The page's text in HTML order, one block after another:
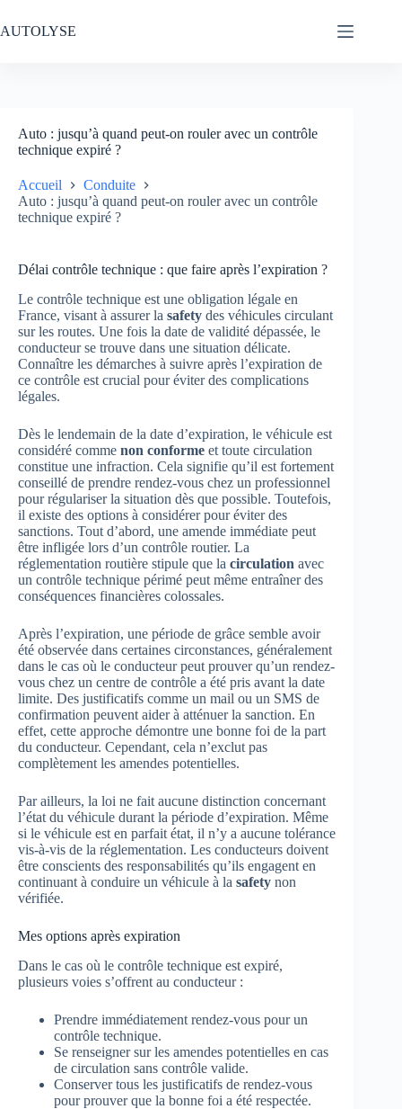
au
contenu
AUTOLYSE
Auto : jusqu’à quand peut-on rouler avec un contrôle
technique expiré ?
Accueil
Conduite
Auto : jusqu’à quand peut-on rouler avec un contrôle
technique expiré ?
Délai contrôle technique : que faire après l’expiration ?
Le contrôle technique est une obligation légale en
France, visant à assurer la safety des véhicules circulant
sur les routes. Une fois la date de validité dépassée, le
conducteur se trouve dans une situation délicate.
Connaître les démarches à suivre après l’expiration de
ce contrôle est crucial pour éviter des complications
légales.
Dès le lendemain de la date d’expiration, le véhicule est
considéré comme non conforme et toute circulation
constitue une infraction. Cela signifie qu’il est fortement
conseillé de prendre rendez-vous chez un professionnel
pour régulariser la situation dès que possible. Toutefois,
il existe des options à considérer pour éviter des
sanctions. Tout d’abord, une amende immédiate peut
être infligée lors d’un contrôle routier. La
réglementation routière stipule que la circulation avec
un contrôle technique périmé peut même entraîner des
conséquences financières colossales.
Après l’expiration, une période de grâce semble avoir
été observée dans certaines circonstances, généralement
dans le cas où le conducteur peut prouver qu’un rendez-
vous chez un centre de contrôle a été pris avant la date
limite. Des justificatifs comme un mail ou un SMS de
confirmation peuvent aider à atténuer la sanction. En
effet, cette approche démontre une bonne foi de la part
du conducteur. Cependant, cela n’exclut pas
complètement les amendes potentielles.
Par ailleurs, la loi ne fait aucune distinction concernant
l’état du véhicule durant la période d’expiration. Même
si le véhicule est en parfait état, il n’y a aucune tolérance
vis-à-vis de la réglementation. Les conducteurs doivent
être conscients des responsabilités qu’ils engagent en
continuant à conduire un véhicule à la safety non
vérifiée.
Mes options après expiration
Dans le cas où le contrôle technique est expiré,
plusieurs voies s’offrent au conducteur :
Prendre immédiatement rendez-vous pour un
contrôle technique.
Se renseigner sur les amendes potentielles en cas
de circulation sans contrôle valide.
Conserver tous les justificatifs de rendez-vous
pour prouver que la bonne foi a été respectée.